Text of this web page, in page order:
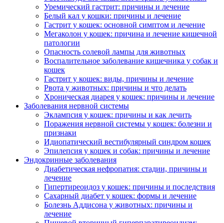
Уремический гастрит: причины и лечение
Белый кал у кошки: причины и лечение
Гастрит у кошек: основной симптом и лечение
Мегаколон у кошек: причина и лечение кишечной
патологии
Опасность солевой лампы для животных
Воспалительное заболевание кишечника у собак и
кошек
Гастрит у кошек: виды, причины и лечение
Рвота у животных: причины и что делать
Хроническая диарея у кошек: причины и лечение
Заболевания нервной системы
Эклампсия у кошек: причины и как лечить
Поражения нервной системы у кошек: болезни и
признаки
Идиопатический вестибулярный синдром кошек
Эпилепсия у кошек и собак: причины и лечение
Эндокринные заболевания
Диабетическая нефропатия: стадии, причины и
лечение
Гипертиреоидоз у кошек: причины и последствия
Сахарный диабет у кошек: формы и лечение
Болезнь Аддисона у животных: причины и
лечение